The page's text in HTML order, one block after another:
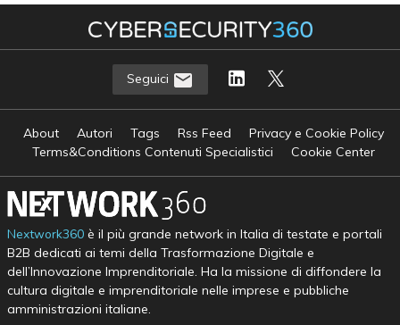
Seguici
About Autori Tags Rss Feed
Privacy e Cookie Policy
Terms&Conditions Contenuti Specialistici
Cookie Center
Nextwork360è il più grande network in Italia di testate e portali
B2B dedicati ai temi della Trasformazione Digitale e
dell’Innovazione Imprenditoriale. Ha la missione di diffondere la
cultura digitale e imprenditoriale nelle imprese e pubbliche
amministrazioni italiane.